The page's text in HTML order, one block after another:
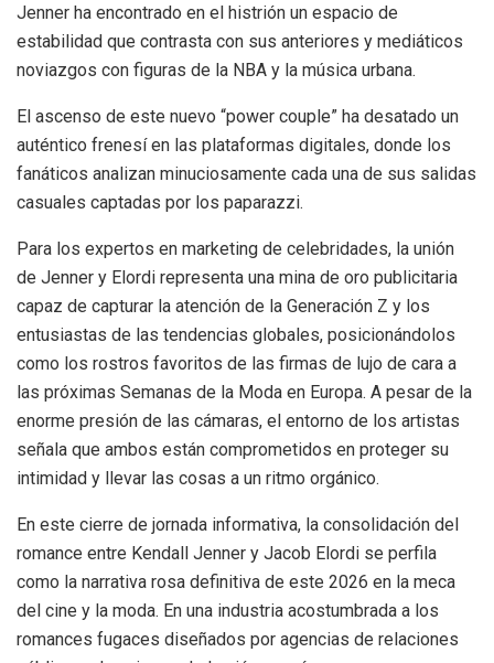
Jenner ha encontrado en el histrión un espacio de
estabilidad que contrasta con sus anteriores y mediáticos
noviazgos con figuras de la NBA y la música urbana.
El ascenso de este nuevo “power couple” ha desatado un
auténtico frenesí en las plataformas digitales, donde los
fanáticos analizan minuciosamente cada una de sus salidas
casuales captadas por los paparazzi.
Para los expertos en marketing de celebridades, la unión
de Jenner y Elordi representa una mina de oro publicitaria
capaz de capturar la atención de la Generación Z y los
entusiastas de las tendencias globales, posicionándolos
como los rostros favoritos de las firmas de lujo de cara a
las próximas Semanas de la Moda en Europa. A pesar de la
enorme presión de las cámaras, el entorno de los artistas
señala que ambos están comprometidos en proteger su
intimidad y llevar las cosas a un ritmo orgánico.
En este cierre de jornada informativa, la consolidación del
romance entre Kendall Jenner y Jacob Elordi se perfila
como la narrativa rosa definitiva de este 2026 en la meca
del cine y la moda. En una industria acostumbrada a los
romances fugaces diseñados por agencias de relaciones